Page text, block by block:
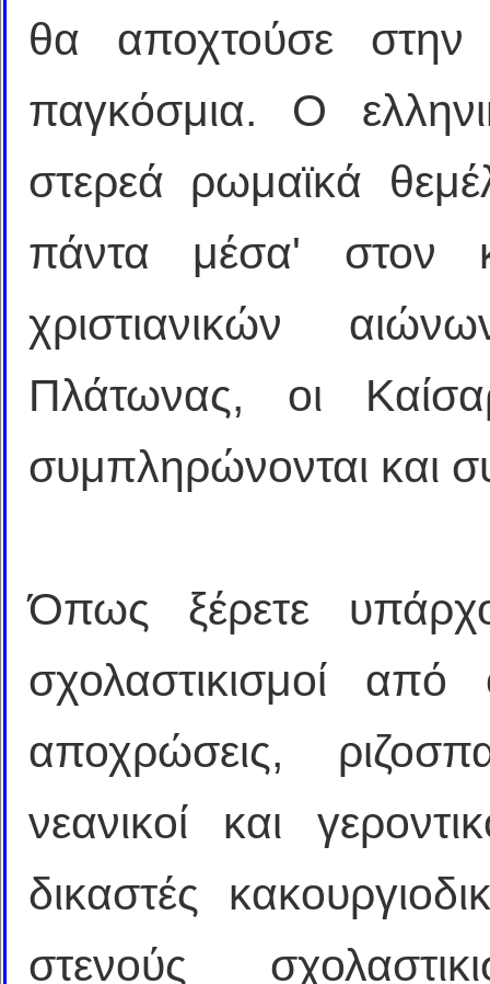
θα αποχτούσε στην
παγκόσμια. Ο
στερεά ρωμαϊκά
πάντα μέσα' στον
χριστιανικών
Πλάτωνας, οι
συμπληρώνονται και
Όπως ξέρετε
σχολαστικισμοί
αποχρώσεις,
νεανικοί και
δικαστές
στενούς